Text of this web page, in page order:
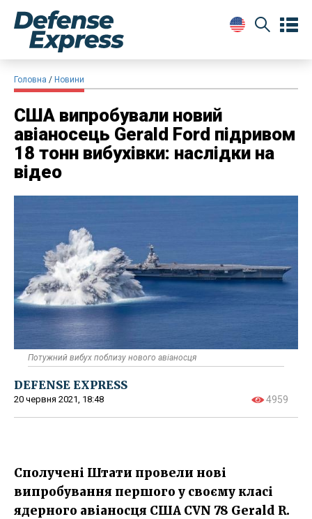
Головна Новини
США випробували новий
авіаносець Gerald Ford підривом
18 тонн вибухівки: наслідки на
відео
Потужний вибух поблизу нового авіаносця
DEFENSE EXPRESS
20 червня 2021, 18:48 4959
Сполучені Штати провели нові
випробування першого у своєму класі
ядерного авіаносця США CVN 78 Gerald R.